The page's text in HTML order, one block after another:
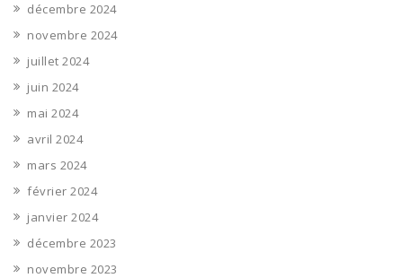
décembre 2024
novembre 2024
juillet 2024
juin 2024
mai 2024
avril 2024
mars 2024
février 2024
janvier 2024
décembre 2023
novembre 2023